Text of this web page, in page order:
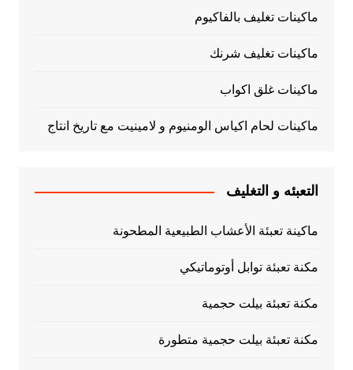
ماكينات تغليف بالفاكيوم
ماكينات تغليف شرنك
ماكينات غلق اكواب
ماكينات لحام اكياس الومنيوم و لامينيت مع تاريخ انتاج
التعبئه و التغليف
ماكينة تعبئة الأعشاب الطبيعية المطحونة
مكنة تعبئة توابل أوتوماتيكي
مكنة تعبئة بيلت حجمية
مكنة تعبئة بيلت حجمية متطورة